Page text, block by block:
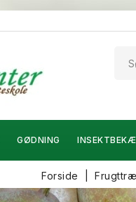
GØDNING
Forside